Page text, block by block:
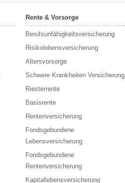
Rente & Vorsorge
Berufs­unfähigkeitsversicherung
Risikolebensversicherung
Altersvorsorge
Schwere Krankheiten Versicherung
Riesterrente
Basisrente
Rentenversicherung
Fondsgebundene
Lebensversicherung
Fondsgebundene
Rentenversicherung
Kapitallebensversicherung